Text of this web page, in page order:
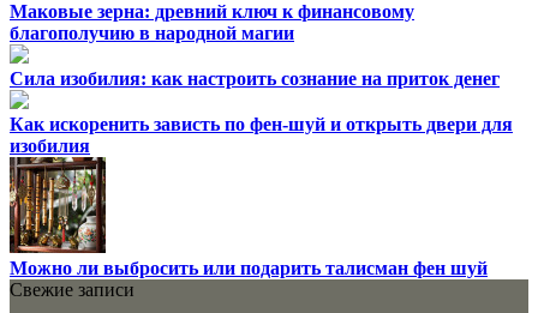
Маковые зерна: древний ключ к финансовому
благополучию в народной магии
Сила изобилия: как настроить сознание на приток денег
Как искоренить зависть по фен-шуй и открыть двери для
изобилия
Можно ли выбросить или подарить талисман фен шуй
Свежие записи